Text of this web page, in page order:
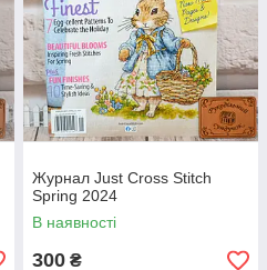
Журнал Just Cross Stitch
Spring 2024
В наявності
300 ₴